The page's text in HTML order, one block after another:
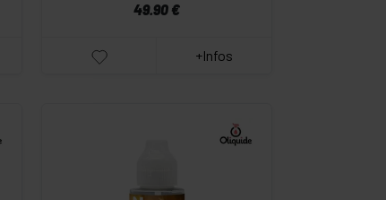
49.90 €
+Infos